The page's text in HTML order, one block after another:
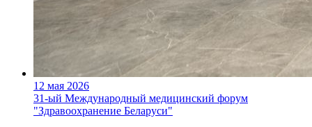
12 мая 2026
31-ый Международный медицинский форум
"Здравоохранение Беларуси"